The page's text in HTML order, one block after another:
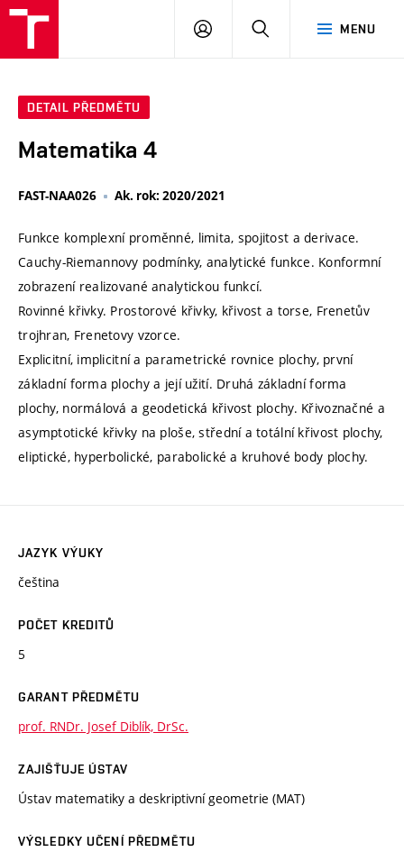
MENU
PŘIHLÁSIT
DETAIL PŘEDMĚTU
Matematika 4
FAST-NAA026 Ak. rok: 2020/2021
Funkce komplexní proměnné, limita, spojitost a derivace.
Cauchy-Riemannovy podmínky, analytické funkce. Konformní
zobrazení realizované analytickou funkcí.
Rovinné křivky. Prostorové křivky, křivost a torse, Frenetův
trojhran, Frenetovy vzorce.
Explicitní, implicitní a parametrické rovnice plochy, první
základní forma plochy a její užití. Druhá základní forma
plochy, normálová a geodetická křivost plochy. Křivoznačné a
asymptotické křivky na ploše, střední a totální křivost plochy,
eliptické, hyperbolické, parabolické a kruhové body plochy.
JAZYK VÝUKY
čeština
POČET KREDITŮ
5
GARANT PŘEDMĚTU
prof. RNDr. Josef Diblík, DrSc.
ZAJIŠŤUJE ÚSTAV
Ústav matematiky a deskriptivní geometrie (MAT)
VÝSLEDKY UČENÍ PŘEDMĚTU